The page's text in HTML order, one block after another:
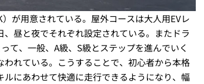
が用意されている。屋外コースは大人用EVレ
昼と夜でそれぞれ設定されている。またドラ
て、一般、A級、S級とステップを進んでいく
れている。こうすることで、初心者から本格
にあわせて快適に走行できるようになり、幅